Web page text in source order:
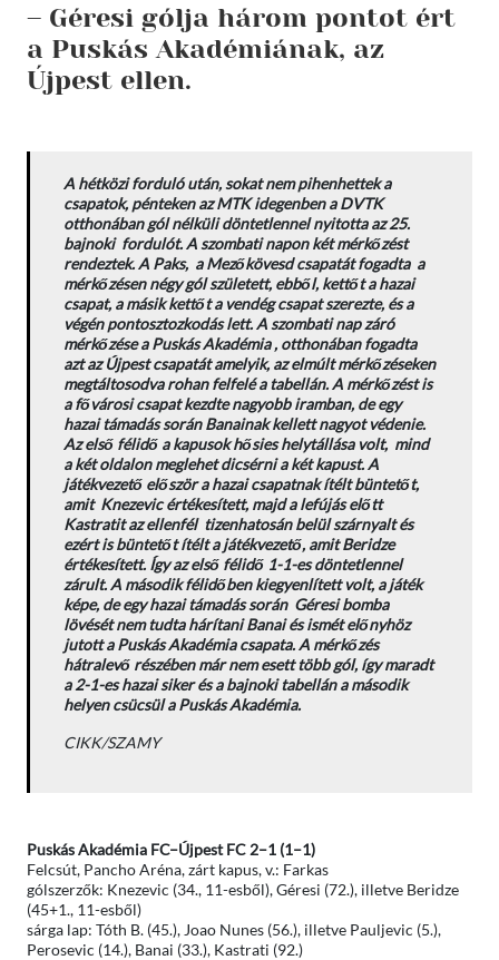
– Géresi gólja három pontot ért
a Puskás Akadémiának, az
Újpest ellen.
A hétközi forduló után, sokat nem pihenhettek a
csapatok, pénteken az MTK idegenben a DVTK
otthonában gól nélküli döntetlennel nyitotta az 25.
bajnoki fordulót. A szombati napon két mérkőzést
rendeztek. A Paks, a Mezőkövesd csapatát fogadta a
mérkőzésen négy gól született, ebből, kettőt a hazai
csapat, a másik kettőt a vendég csapat szerezte, és a
végén pontosztozkodás lett. A szombati nap záró
mérkőzése a Puskás Akadémia , otthonában fogadta
azt az Újpest csapatát amelyik, az elmúlt mérkőzéseken
megtáltosodva rohan felfelé a tabellán. A mérkőzést is
a fővárosi csapat kezdte nagyobb iramban, de egy
hazai támadás során Banainak kellett nagyot védenie.
Az első félidő a kapusok hősies helytállása volt, mind
a két oldalon meglehet dicsérni a két kapust. A
játékvezető először a hazai csapatnak ítélt büntetőt,
amit Knezevic értékesített, majd a lefújás előtt
Kastratit az ellenfél tizenhatosán belül szárnyalt és
ezért is büntetőt ítélt a játékvezető, amit Beridze
értékesített. Így az első félidő 1-1-es döntetlennel
zárult. A második félidőben kiegyenlített volt, a játék
képe, de egy hazai támadás során Géresi bomba
lövését nem tudta hárítani Banai és ismét előnyhöz
jutott a Puskás Akadémia csapata. A mérkőzés
hátralevő részében már nem esett több gól, így maradt
a 2-1-es hazai siker és a bajnoki tabellán a második
helyen csücsül a Puskás Akadémia.
CIKK/SZAMY
Puskás Akadémia FC–Újpest FC 2–1 (1–1)
Felcsút, Pancho Aréna, zárt kapus, v.: Farkas
gólszerzők: Knezevic (34., 11-esből), Géresi (72.), illetve Beridze
(45+1., 11-esből)
sárga lap: Tóth B. (45.), Joao Nunes (56.), illetve Pauljevic (5.),
Perosevic (14.), Banai (33.), Kastrati (92.)